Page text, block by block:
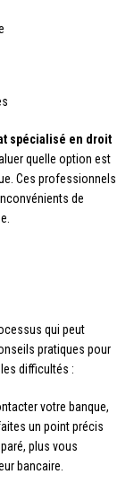
spécialisé en droit
quelle option est
Ces professionnels
de
qui peut
pratiques pour
difficultés :
votre banque,
un point précis
plus vous
bancaire.